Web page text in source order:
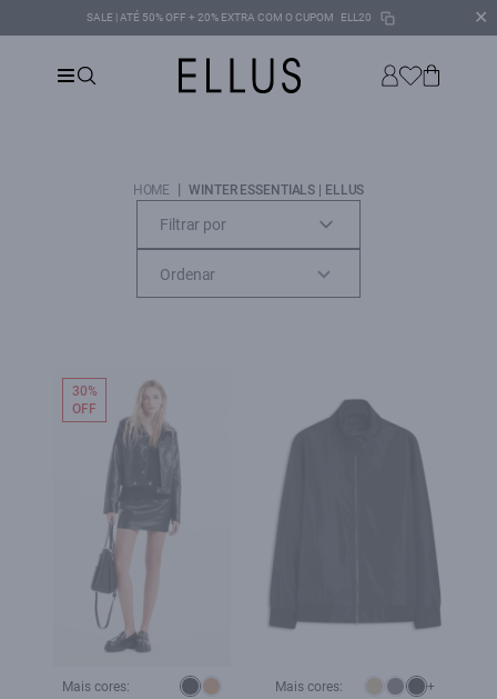
SALE | ATÉ 50% OFF + 20% EXTRA COM O CUPOM ELL20 ✕
HOME | WINTER ESSENTIALS | ELLUS
Filtrar por
Mais cores:
30%
OFF
Mais cores: +